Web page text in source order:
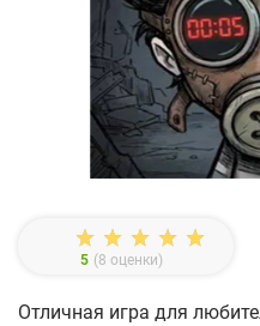
5 (8 оценки)
Отличная игра для